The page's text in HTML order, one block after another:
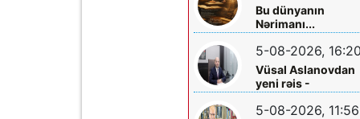
Bu dünyanın
Nərimanı...
5-08-2026, 16:20
Vüsal Aslanovdan
yeni rəis -
Təyinatları
5-08-2026, 11:56